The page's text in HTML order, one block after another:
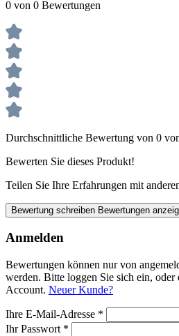
0 von 0 Bewertungen
Durchschnittliche Bewertung von 0
Bewerten Sie dieses Produkt!
Teilen Sie Ihre Erfahrungen mit
Bewertung schreiben Bewertungen
Anmelden
Bewertungen können nur von
werden. Bitte loggen Sie sich ein, oder
Account. Neuer Kunde?
Ihre E-Mail-Adresse *
Ihr Passwort *